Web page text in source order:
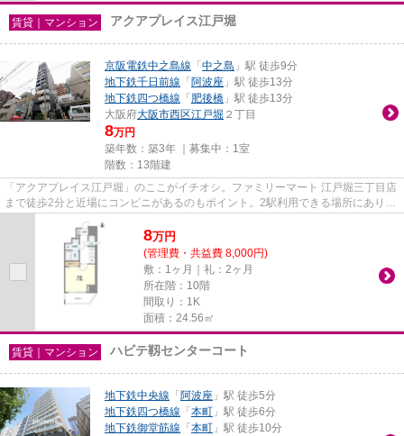
賃貸｜マンション アクアプレイス江戸堀
京阪電鉄中之島線 「 中之島 」駅 徒歩9分
地下鉄千日前線 「 阿波座 」駅 徒歩13分
地下鉄四つ橋線 「 肥後橋 」駅 徒歩13分
大阪府大阪市西区江戸堀 ２丁目
8万円
築年数：築3年 ｜募集中： 1室
階数：13階建
「アクアプレイス江戸堀」のここがイチオシ。ファミリーマート 江戸堀三丁目店
まで徒歩2分と近場にコンビニがあるのもポイント。2駅利用できる場所にあり、
8万円
(管理費・共益費 8,000円)
敷：1ヶ月｜礼：2ヶ月
所在階：10階
間取り：1K
面積：24.56㎡
賃貸｜マンション ハビテ靱センターコート
地下鉄中央線 「 阿波座 」駅 徒歩5分
地下鉄四つ橋線 「 本町 」駅 徒歩6分
地下鉄御堂筋線 「 本町 」駅 徒歩10分